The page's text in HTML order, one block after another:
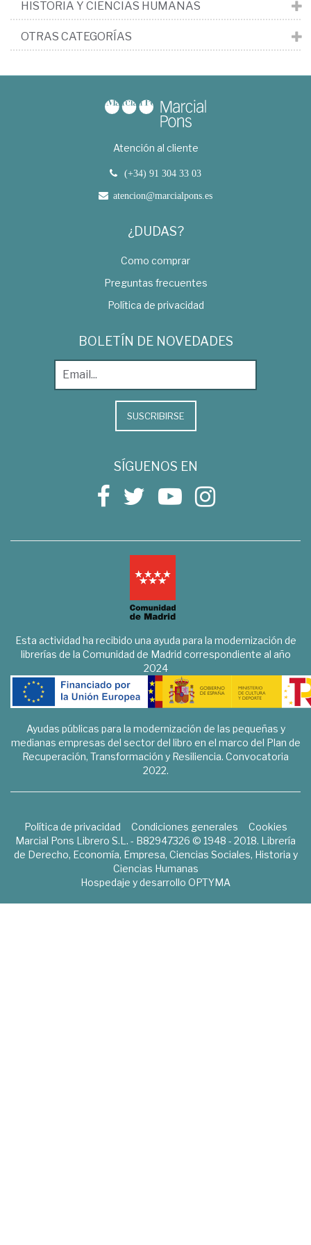
HISTORIA Y CIENCIAS HUMANAS
OTRAS CATEGORÍAS
Atención al cliente
(+34) 91 304 33 03
atencion@marcialpons.es
¿DUDAS?
Como comprar
Preguntas frecuentes
Política de privacidad
BOLETÍN DE NOVEDADES
SUSCRIBIRSE
SÍGUENOS EN
Esta actividad ha recibido una ayuda para la modernización de
librerías de la Comunidad de Madrid correspondiente al año
2024
Ayudas públicas para la modernización de las pequeñas y
medianas empresas del sector del libro en el marco del Plan de
Recuperación, Transformación y Resiliencia. Convocatoria
2022.
Política de privacidad Condiciones generales
Cookies
Marcial Pons Librero S.L. - B82947326 © 1948 - 2018. Librería
de Derecho, Economía, Empresa, Ciencias Sociales, Historia y
Ciencias Humanas
Hospedaje y desarrollo OPTYMA